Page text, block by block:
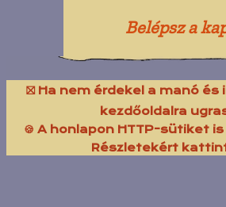
Belépsz a
⛝ Ha nem érdekel a manó és
kezdőoldalra
🍪 A honlapon HTTP-sütiket
Részletekért